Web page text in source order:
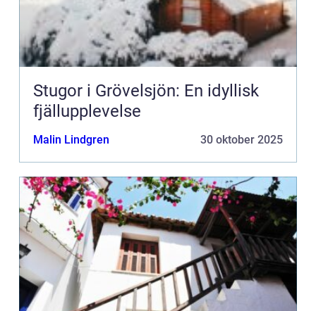
Stugor i Grövelsjön: En idyllisk
fjällupplevelse
Malin Lindgren 30 oktober 2025